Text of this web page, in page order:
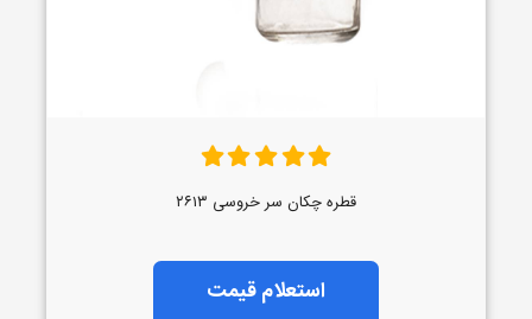
قطره چکان سر خروسی ۲۶۱۳
استعلام قیمت